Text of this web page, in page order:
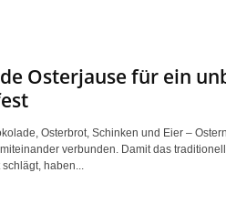
Osterjause für ein
Osterbrot, Schinken und Eier –
verbunden. Damit das
haben...